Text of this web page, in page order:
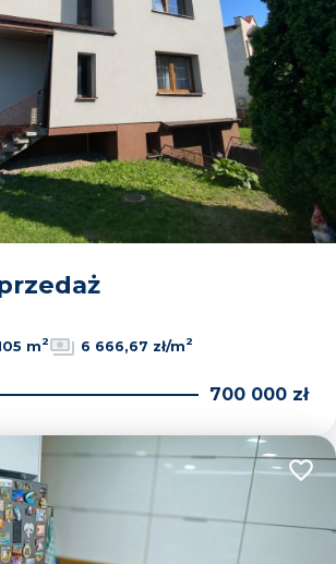
m2 6 666,67 zł/m2
700 000 zł